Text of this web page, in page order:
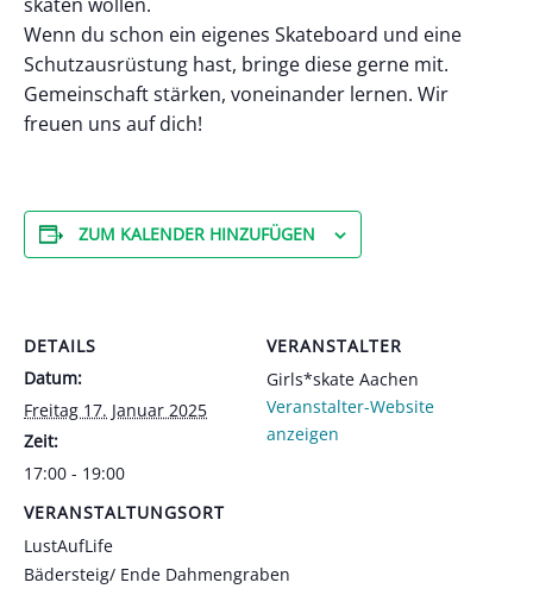
Wenn du schon ein eigenes Skateboard und eine
Schutzausrüstung hast, bringe diese gerne mit.
Gemeinschaft stärken, voneinander lernen. Wir
freuen uns auf dich!
ZUM KALENDER HINZUFÜGEN
DETAILS
Datum:
Freitag 17. Januar 2025
Zeit:
17:00 - 19:00
VERANSTALTUNGSORT
LustAufLife
Bädersteig/ Ende Dahmengraben
VERANSTALTER
Girls*skate Aachen
Veranstalter-Website
anzeigen